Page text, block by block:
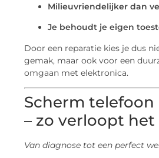
Milieuvriendelijker dan
Je behoudt je eigen
Door een reparatie kies je dus
gemak, maar ook voor een
omgaan met elektronica.
Scherm
– zo verloopt het
Van diagnose tot een perfect